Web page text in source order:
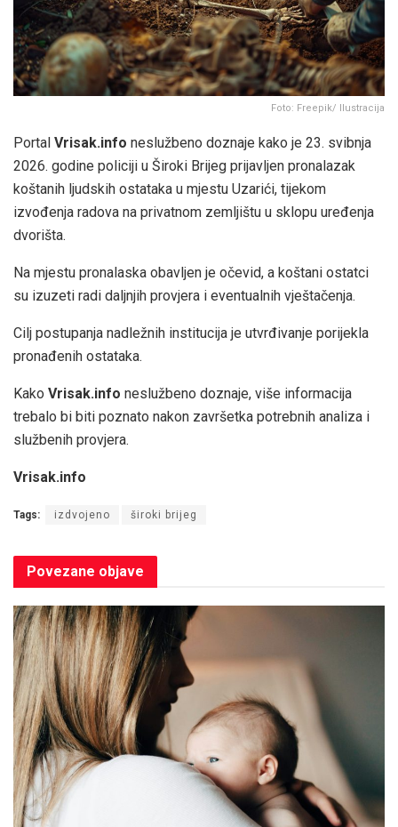
Foto: Freepik/ Ilustracija
Portal Vrisak.info neslužbeno doznaje kako je 23. svibnja
2026. godine policiji u Široki Brijeg prijavljen pronalazak
koštanih ljudskih ostataka u mjestu Uzarići, tijekom
izvođenja radova na privatnom zemljištu u sklopu uređenja
dvorišta.
Na mjestu pronalaska obavljen je očevid, a koštani ostatci
su izuzeti radi daljnjih provjera i eventualnih vještačenja.
Cilj postupanja nadležnih institucija je utvrđivanje porijekla
pronađenih ostataka.
Kako Vrisak.info neslužbeno doznaje, više informacija
trebalo bi biti poznato nakon završetka potrebnih analiza i
službenih provjera.
Vrisak.info
Tags: izdvojeno široki brijeg
Povezane objave